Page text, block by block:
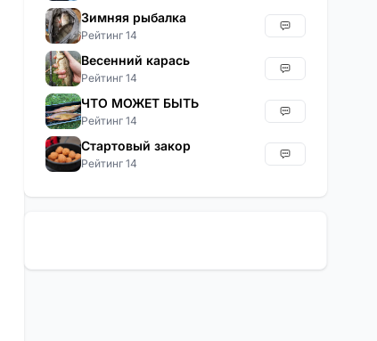
Зимняя рыбалка
Рейтинг 14
Весенний карась
Рейтинг 14
ЧТО МОЖЕТ БЫТЬ
Рейтинг 14
Стартовый закор
Рейтинг 14